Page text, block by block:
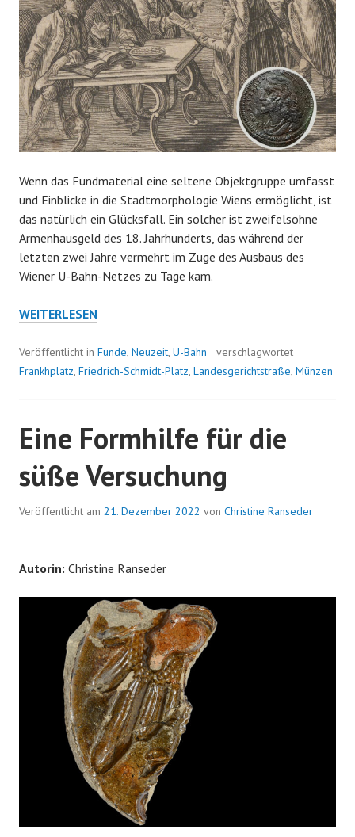
Wenn das Fundmaterial eine seltene Objektgruppe umfasst
und Einblicke in die Stadtmorphologie Wiens ermöglicht, ist
das natürlich ein Glücksfall. Ein solcher ist zweifelsohne
Armenhausgeld des 18. Jahrhunderts, das während der
letzten zwei Jahre vermehrt im Zuge des Ausbaus des
Wiener U-Bahn-Netzes zu Tage kam.
ARMENHAUSGELD
EINE
WIENER
WEITERLESEN
Veröffentlicht in Funde, Neuzeit, U-Bahn
verschlagwortet
Frankhplatz, Friedrich-Schmidt-Platz, Landesgerichtstraße, Münzen
Eine Formhilfe für die
süße Versuchung
Veröffentlicht am 21. Dezember 2022 von Christine Ranseder
Autorin: Christine Ranseder